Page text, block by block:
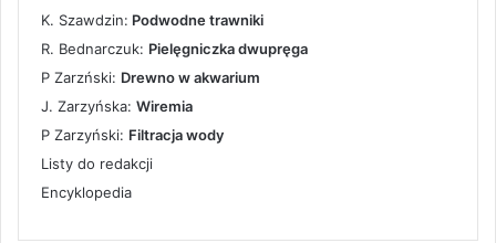
K. Szawdzin: Podwodne trawniki
R. Bednarczuk: Pielęgniczka dwupręga
P Zarzński: Drewno w akwarium
J. Zarzyńska: Wiremia
P Zarzyński: Filtracja wody
Listy do redakcji
Encyklopedia